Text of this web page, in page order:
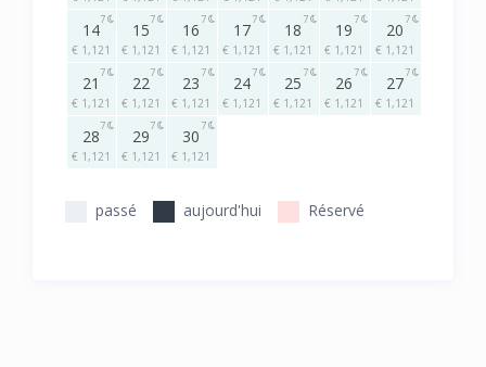
14
€ 1,121
7
15
€ 1,121
7
16
€ 1,121
7
17
€ 1,121
7
18
€ 1,121
7
19
€ 1,121
7
20
€ 1,121
7
21
€ 1,121
7
22
€ 1,121
7
23
€ 1,121
7
24
€ 1,121
7
25
€ 1,121
7
26
€ 1,121
7
27
€ 1,121
7
28
€ 1,121
7
29
€ 1,121
7
30
€ 1,121
7
passé aujourd'hui Réservé